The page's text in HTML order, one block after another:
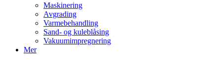
Maskinering
Avgrading
Varmebehandling
Sand- og kuleblåsing
Vakuumimpregnering
Mer